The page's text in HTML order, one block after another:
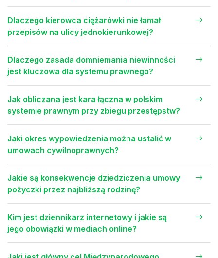
Dlaczego kierowca ciężarówki nie łamał
przepisów na ulicy jednokierunkowej?
Dlaczego zasada domniemania niewinności
jest kluczowa dla systemu prawnego?
Jak obliczana jest kara łączna w polskim
systemie prawnym przy zbiegu przestępstw?
Jaki okres wypowiedzenia można ustalić w
umowach cywilnoprawnych?
Jakie są konsekwencje dziedziczenia umowy
pożyczki przez najbliższą rodzinę?
Kim jest dziennikarz internetowy i jakie są
jego obowiązki w mediach online?